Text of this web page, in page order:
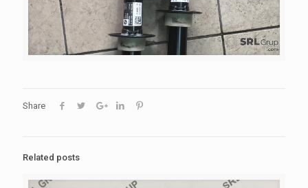
Share
Related posts